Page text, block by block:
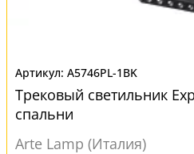
A5746PL-1BK
Трековый светильник
спальни
Arte Lamp (Италия)